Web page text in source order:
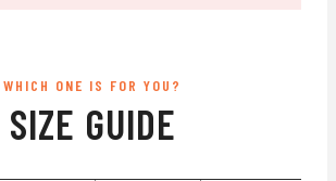
WHICH ONE IS FOR YOU?
SIZE GUIDE